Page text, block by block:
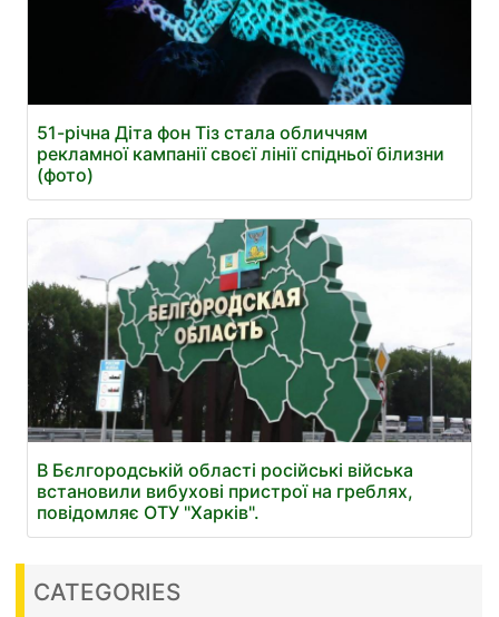
51-річна Діта фон Тіз стала обличчям
рекламної кампанії своєї лінії спідньої білизни
(фото)
В Бєлгородській області російські війська
встановили вибухові пристрої на греблях,
повідомляє ОТУ "Харків".
CATEGORIES